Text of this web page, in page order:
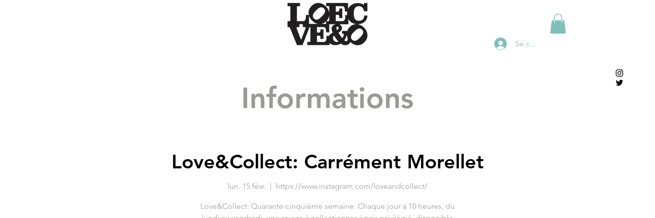
Se connecter
Informations
Love&Collect: Carrément Morellet
lun. 15 févr.
  |
https://www.instagram.com/loveandcollect/
Love&Collect: Quarante-cinquième semaine. Chaque jour à 10 heures, du